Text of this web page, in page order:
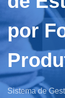
por
Sistema de